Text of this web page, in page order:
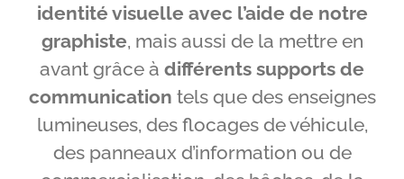
identité visuelle avec l’aide de notre
graphiste, mais aussi de la mettre en
avant grâce à différents supports de
communication tels que des enseignes
lumineuses, des flocages de véhicule,
des panneaux d’information ou de